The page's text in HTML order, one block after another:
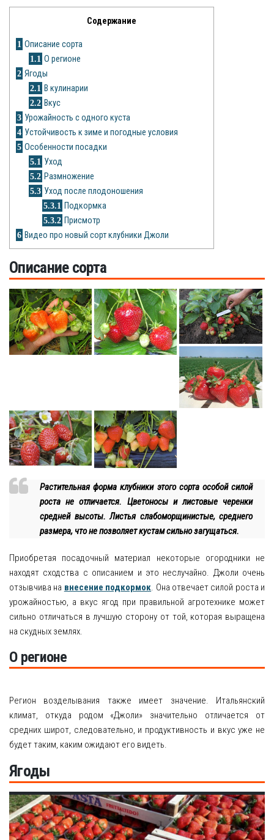
Рецепты
О сайте
Содержание
1 Описание сорта
1.1 О регионе
2 Ягоды
2.1 В кулинарии
2.2 Вкус
3 Урожайность с одного куста
4 Устойчивость к зиме и погодные условия
5 Особенности посадки
5.1 Уход
5.2 Размножение
5.3 Уход после плодоношения
5.3.1 Подкормка
5.3.2 Присмотр
6 Видео про новый сорт клубники Джоли
Описание сорта
Растительная форма клубники этого сорта особой силой
роста не отличается. Цветоносы и листовые черенки
средней высоты. Листья слабоморщинистые, среднего
размера, что не позволяет кустам сильно загущаться.
Приобретая посадочный материал некоторые огородники не
находят сходства с описанием и это неслучайно. Джоли очень
отзывчива на внесение подкормок. Она отвечает силой роста и
урожайностью, а вкус ягод при правильной агротехнике может
сильно отличаться в лучшую сторону от той, которая выращена
на скудных землях.
О регионе
Регион возделывания также имеет значение. Итальянский
климат, откуда родом «Джоли» значительно отличается от
средних широт, следовательно, и продуктивность и вкус уже не
будет таким, каким ожидают его видеть.
Ягоды